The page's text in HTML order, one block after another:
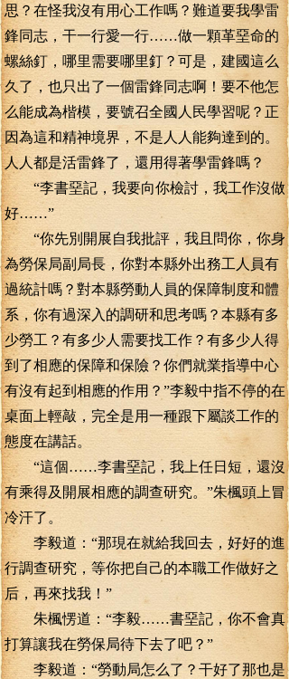
思？在怪我沒有用心工作嗎？難道要我學雷
鋒同志，干一行愛一行……做一顆革堊命的
螺絲釘，哪里需要哪里釘？可是，建國這么
久了，也只出了一個雷鋒同志啊！要不他怎
么能成為楷模，要號召全國人民學習呢？正
因為這和精神境界，不是人人能夠達到的。
人人都是活雷鋒了，還用得著學雷鋒嗎？
“李書堊記，我要向你檢討，我工作沒做
好……”
“你先別開展自我批評，我且問你，你身
為勞保局副局長，你對本縣外出務工人員有
過統計嗎？對本縣勞動人員的保障制度和體
系，你有過深入的調研和思考嗎？本縣有多
少勞工？有多少人需要找工作？有多少人得
到了相應的保障和保險？你們就業指導中心
有沒有起到相應的作用？”李毅中指不停的在
桌面上輕敲，完全是用一種跟下屬談工作的
態度在講話。
“這個……李書堊記，我上任日短，還沒
有乘得及開展相應的調查研究。”朱楓頭上冒
冷汗了。
李毅道：“那現在就給我回去，好好的進
行調查研究，等你把自己的本職工作做好之
后，再來找我！”
朱楓愣道：“李毅……書堊記，你不會真
打算讓我在勞保局待下去了吧？”
李毅道：“勞動局怎么了？干好了那也是